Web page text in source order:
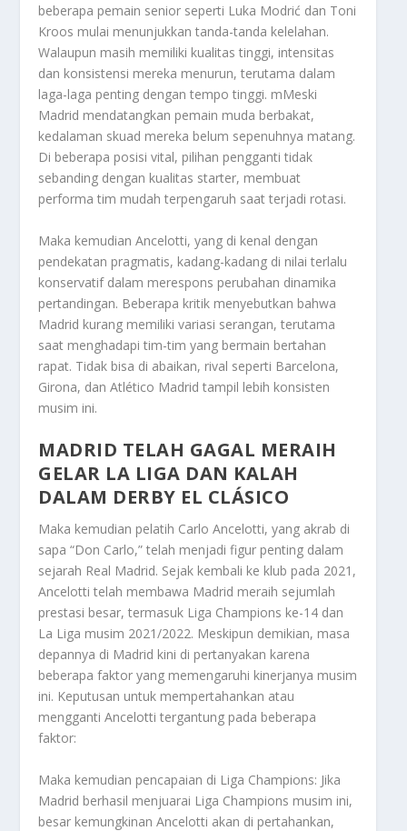
beberapa pemain senior seperti Luka Modrić dan Toni
Kroos mulai menunjukkan tanda-tanda kelelahan.
Walaupun masih memiliki kualitas tinggi, intensitas
dan konsistensi mereka menurun, terutama dalam
laga-laga penting dengan tempo tinggi. mMeski
Madrid mendatangkan pemain muda berbakat,
kedalaman skuad mereka belum sepenuhnya matang.
Di beberapa posisi vital, pilihan pengganti tidak
sebanding dengan kualitas starter, membuat
performa tim mudah terpengaruh saat terjadi rotasi.
Maka kemudian Ancelotti, yang di kenal dengan
pendekatan pragmatis, kadang-kadang di nilai terlalu
konservatif dalam merespons perubahan dinamika
pertandingan. Beberapa kritik menyebutkan bahwa
Madrid kurang memiliki variasi serangan, terutama
saat menghadapi tim-tim yang bermain bertahan
rapat. Tidak bisa di abaikan, rival seperti Barcelona,
Girona, dan Atlético Madrid tampil lebih konsisten
musim ini.
MADRID TELAH GAGAL MERAIH
GELAR LA LIGA DAN KALAH
DALAM DERBY EL CLÁSICO
Maka kemudian pelatih Carlo Ancelotti, yang akrab di
sapa “Don Carlo,” telah menjadi figur penting dalam
sejarah Real Madrid. Sejak kembali ke klub pada 2021,
Ancelotti telah membawa Madrid meraih sejumlah
prestasi besar, termasuk Liga Champions ke-14 dan
La Liga musim 2021/2022. Meskipun demikian, masa
depannya di Madrid kini di pertanyakan karena
beberapa faktor yang memengaruhi kinerjanya musim
ini. Keputusan untuk mempertahankan atau
mengganti Ancelotti tergantung pada beberapa
faktor:
Maka kemudian pencapaian di Liga Champions: Jika
Madrid berhasil menjuarai Liga Champions musim ini,
besar kemungkinan Ancelotti akan di pertahankan,